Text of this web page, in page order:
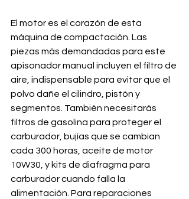
El motor es el corazón de esta
máquina de compactación. Las
piezas más demandadas para este
apisonador manual incluyen el filtro de
aire, indispensable para evitar que el
polvo dañe el cilindro, pistón y
segmentos. También necesitarás
filtros de gasolina para proteger el
carburador, bujías que se cambian
cada 300 horas, aceite de motor
10W30, y kits de diafragma para
carburador cuando falla la
alimentación. Para reparaciones